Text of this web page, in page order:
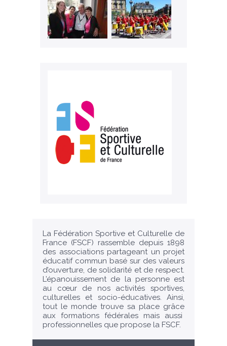
La Fédération Sportive et Culturelle de
France (FSCF) rassemble depuis 1898
des associations partageant un projet
éducatif commun basé sur des valeurs
d’ouverture, de solidarité et de respect.
L’épanouissement de la personne est
au cœur de nos activités sportives,
culturelles et socio-éducatives. Ainsi,
tout le monde trouve sa place grâce
aux formations fédérales mais aussi
professionnelles que propose la FSCF.